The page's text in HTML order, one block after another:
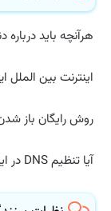
هرآنچه باید درباره
اینترنت بین الملل
روش رایگان باز
آیا تنظیم DNS در اینترنت دوپاره ایران کار می کند؟